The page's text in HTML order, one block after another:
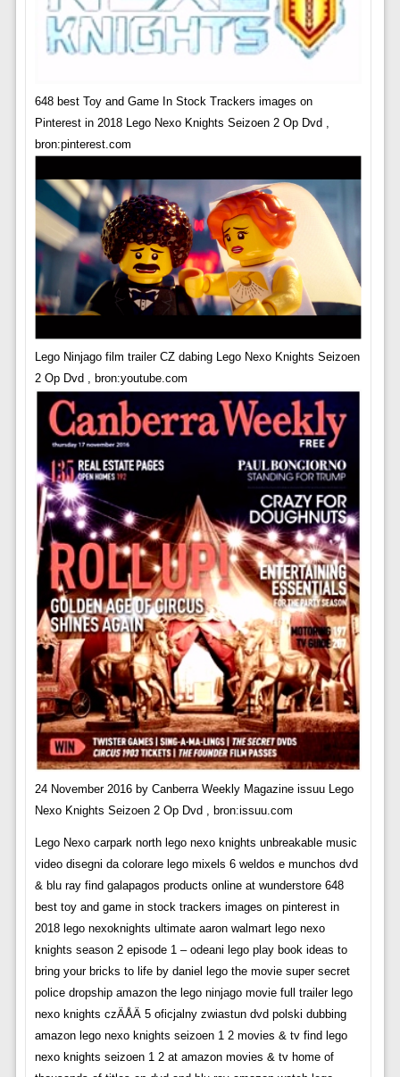
648 best Toy and Game In Stock Trackers images on
Pinterest in 2018 Lego Nexo Knights Seizoen 2 Op Dvd ,
bron:pinterest.com
Lego Ninjago film trailer CZ dabing Lego Nexo Knights Seizoen
2 Op Dvd , bron:youtube.com
24 November 2016 by Canberra Weekly Magazine issuu Lego
Nexo Knights Seizoen 2 Op Dvd , bron:issuu.com
Lego Nexo carpark north lego nexo knights unbreakable music
video disegni da colorare lego mixels 6 weldos e munchos dvd
& blu ray find galapagos products online at wunderstore 648
best toy and game in stock trackers images on pinterest in
2018 lego nexoknights ultimate aaron walmart lego nexo
knights season 2 episode 1 – odeani lego play book ideas to
bring your bricks to life by daniel lego the movie super secret
police dropship amazon the lego ninjago movie full trailer lego
nexo knights czÄÅÄ 5 oficjalny zwiastun dvd polski dubbing
amazon lego nexo knights seizoen 1 2 movies & tv find lego
nexo knights seizoen 1 2 at amazon movies & tv home of